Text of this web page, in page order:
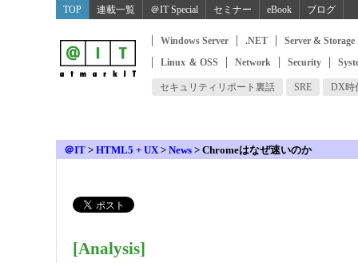
TOP 連載一覧 ＠IT Special セミナー eBook ブログ
Windows Server .NET
Server & Storage
Linux ＆ OSS
Network Security
セキュリティリポート裏話 SRE DX時
＠IT > HTML5 + UX> News > Chromeはなぜ速いのか
[Analysis]